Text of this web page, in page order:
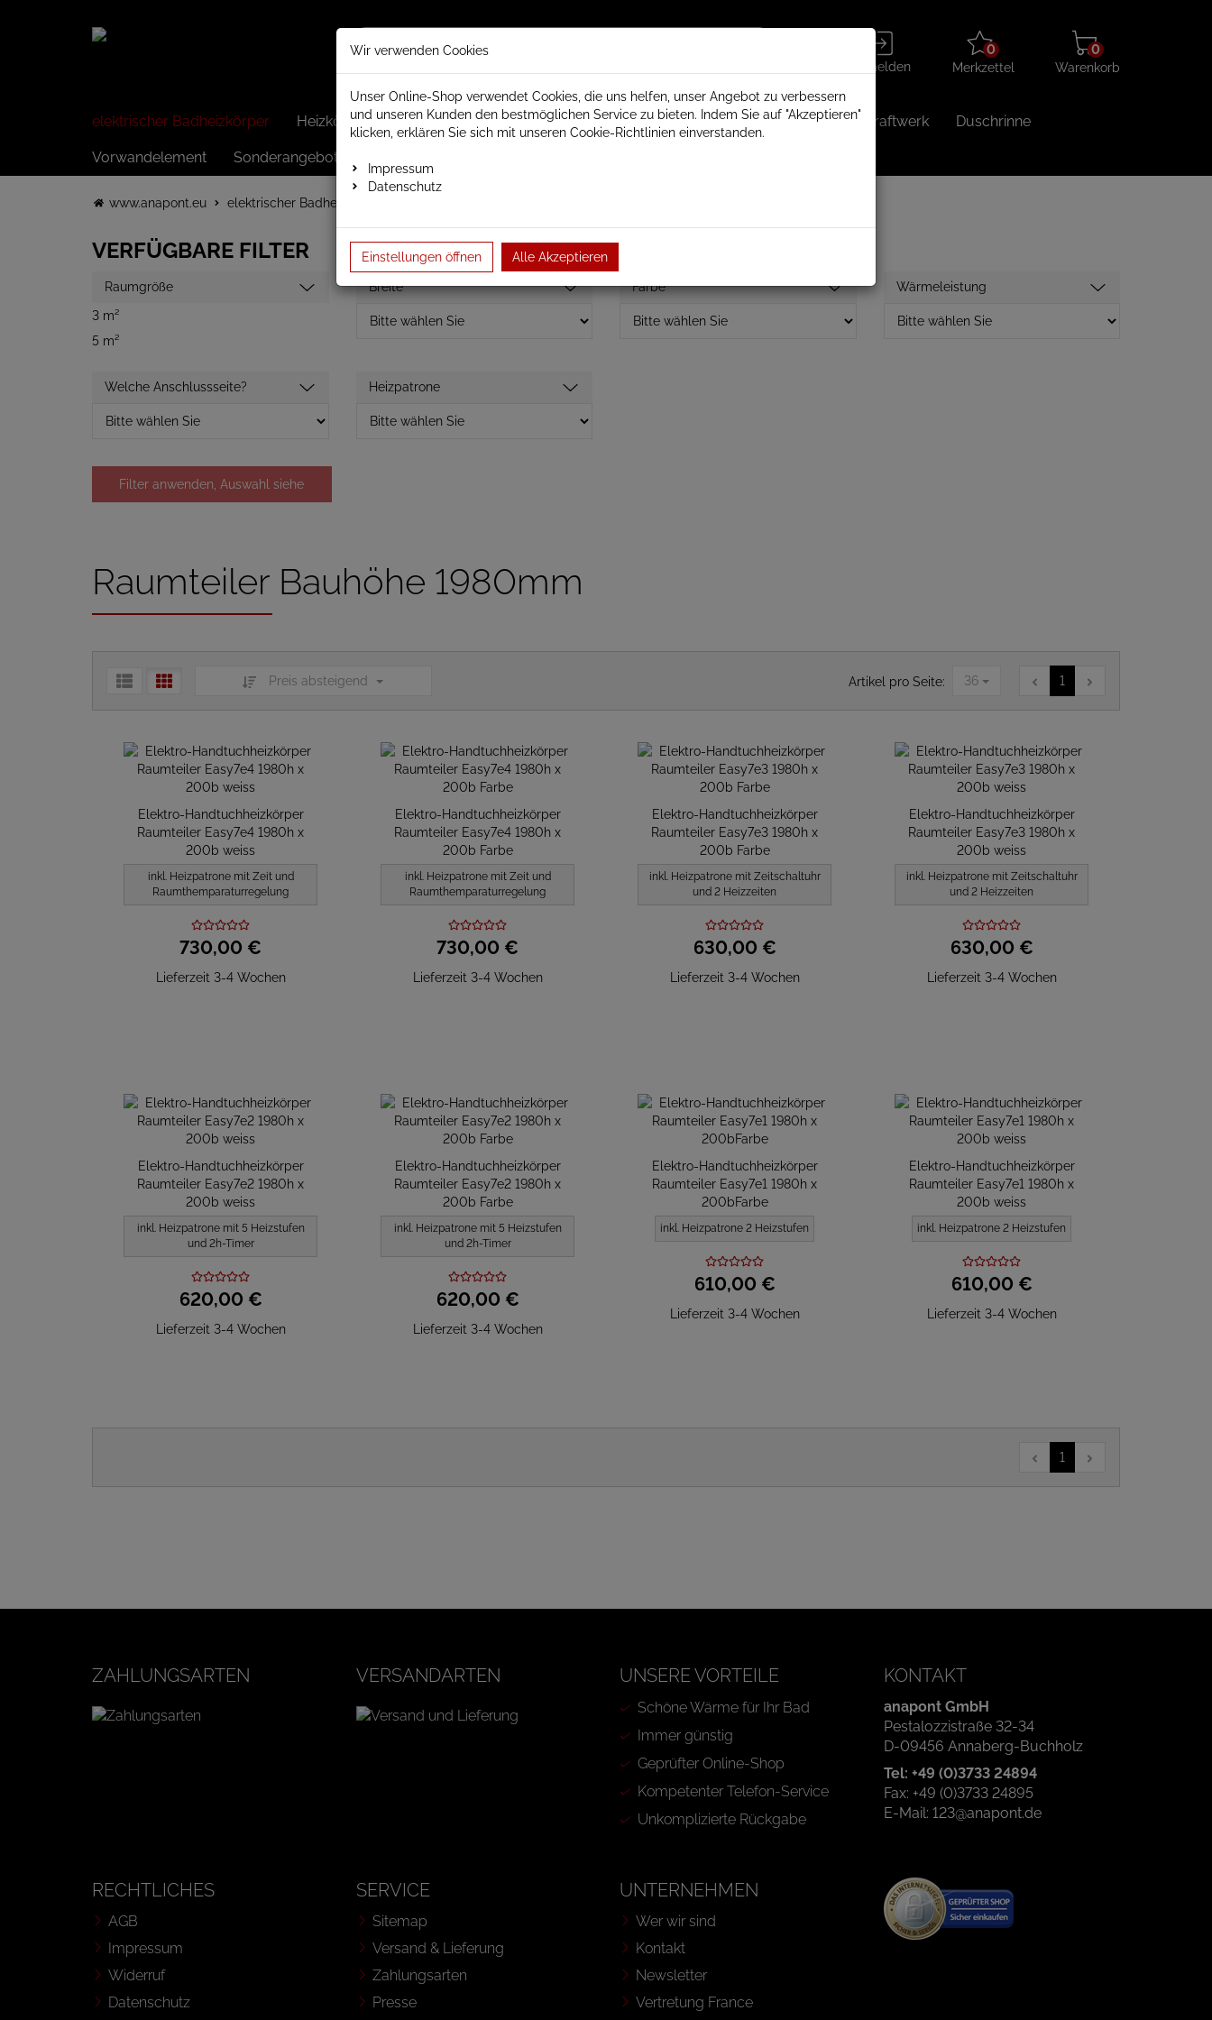
Anmelden
Anmelden
Merkzettel
aufklappen
0
Merkzettel
Warenkorb
aufklappen
0
Warenkorb
elektrischer Badheizkörper Heizkörper elektrisch Schamotte Badheizkörper Heizkörperzubehör Balkonkraftwerk Duschrinne
Vorwandelement Sonderangebote
www.anapont.eu elektrischer Badheizkörper
VERFÜGBARE FILTER
Raumgröße
3 m²
5 m²
Breite Farbe Wärmeleistung
Welche Anschlussseite? Heizpatrone
Filter anwenden, Auswahl siehe
Raumteiler Bauhöhe 1980mm
Preis absteigend Artikel pro Seite: 36 1
Elektro-Handtuchheizkörper
Raumteiler Easy7e4 1980h x
200b weiss
inkl. Heizpatrone mit Zeit und
Raumthemparaturregelung
730,00 €
Lieferzeit 3-4 Wochen
Elektro-Handtuchheizkörper
Raumteiler Easy7e4 1980h x
200b Farbe
inkl. Heizpatrone mit Zeit und
Raumthemparaturregelung
730,00 €
Lieferzeit 3-4 Wochen
Elektro-Handtuchheizkörper
Raumteiler Easy7e3 1980h x
200b Farbe
inkl. Heizpatrone mit Zeitschaltuhr
und 2 Heizzeiten
630,00 €
Lieferzeit 3-4 Wochen
Elektro-Handtuchheizkörper
Raumteiler Easy7e3 1980h x
200b weiss
inkl. Heizpatrone mit Zeitschaltuhr
und 2 Heizzeiten
630,00 €
Lieferzeit 3-4 Wochen
Elektro-Handtuchheizkörper
Raumteiler Easy7e2 1980h x
200b weiss
inkl. Heizpatrone mit 5 Heizstufen
und 2h-Timer
620,00 €
Lieferzeit 3-4 Wochen
Elektro-Handtuchheizkörper
Raumteiler Easy7e2 1980h x
200b Farbe
inkl. Heizpatrone mit 5 Heizstufen
und 2h-Timer
620,00 €
Lieferzeit 3-4 Wochen
Elektro-Handtuchheizkörper
Raumteiler Easy7e1 1980h x
200bFarbe
inkl. Heizpatrone 2 Heizstufen
610,00 €
Lieferzeit 3-4 Wochen
Elektro-Handtuchheizkörper
Raumteiler Easy7e1 1980h x
200b weiss
inkl. Heizpatrone 2 Heizstufen
610,00 €
Lieferzeit 3-4 Wochen
1
ZAHLUNGSARTEN VERSANDARTEN UNSERE VORTEILE
Schöne Wärme für Ihr Bad
Immer günstig
Geprüfter Online-Shop
Kompetenter Telefon-Service
Unkomplizierte Rückgabe
KONTAKT
anapont GmbH
Pestalozzistraße 32-34
D-09456 Annaberg-Buchholz
Tel: +49 (0)3733 24894
Fax: +49 (0)3733 24895
E-Mail: 123@anapont.de
RECHTLICHES
AGB
Impressum
Widerruf
Datenschutz
SERVICE
Sitemap
Versand & Lieferung
Zahlungsarten
Presse
UNTERNEHMEN
Wer wir sind
Kontakt
Newsletter
Vertretung France
Wir verwenden Cookies
Unser Online-Shop verwendet Cookies, die uns helfen, unser Angebot zu verbessern
und unseren Kunden den bestmöglichen Service zu bieten. Indem Sie auf "Akzeptieren"
klicken, erklären Sie sich mit unseren Cookie-Richtlinien einverstanden.
Impressum
Datenschutz
Einstellungen öffnen Alle Akzeptieren